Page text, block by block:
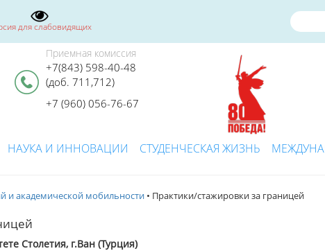
для слабовидящих
Приемная комиссия
+7(843) 598-40-48
(доб. 711,712)
+7 (960) 056-76-67
НАУКА И ИННОВАЦИИ СТУДЕНЧЕСКАЯ ЖИЗНЬ
и академической мобильности • Практики/стажировки за границей
Столетия, г.Ван (Турция)